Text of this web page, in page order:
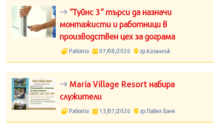
“Туйнс 3“ търси да назначи
монтажисти и работници в
производствен цех за дограма
Работа 07/08/2026 гр.Казанлък
Maria Village Resort набира
служители
Работа 13/07/2026 гр.Павел Баня